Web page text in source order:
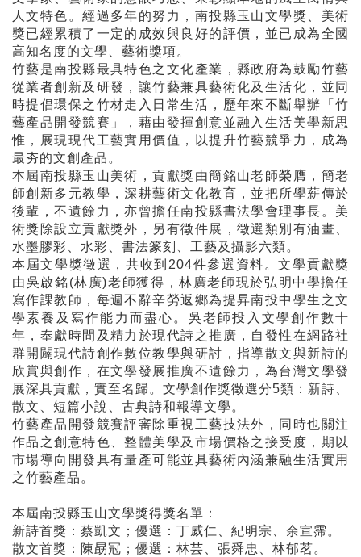
人文特色。經過多年的努力，南投縣玉山文學獎、美術
獎已經累積了一定的成效與良好的評價，並已成為全國
高知名度的文學、藝術獎項。
竹藝是南投縣最具特色之文化產業，縣政府為鼓勵竹藝
從業者創新及研發，讓竹藝兼具藝術化及生活化，並同
時提倡環保之竹材走入日常生活，歷年來不斷舉辦「竹
藝產品開發競賽」，藉由發揮創意並融入生活美學新思
惟，展現現代工藝實用價值，以提升竹藝競爭力，成為
最夯的文創產品。
本屆南投縣玉山美術，貢獻獎由簡銘山老師榮膺，簡老
師創新多元教學，深耕藝術文化教育，並把所學薪傳於
後輩，不遺餘力，亦曾擔任南投縣書法學會理事長。美
術獎除設立貢獻獎外，另有徵件展，徵選類別有油畫、
水墨膠彩、水彩、書法篆刻、工藝及攝影六類。
本屆文學獎徵選，共收到204件參選資料。文學貢獻獎
由吳啟銘(林廣)老師獲得，林廣老師現於弘明中學擔任
寫作課教師，每週不辭辛勞返鄉為提昇南投中學生之文
學素養及寫作能力而盡心。吳老師投入文學創作數十
年，奉獻時間及精力於現代詩之推廣，自發性在網路社
群開闢現代詩創作數位教學與研討，指導散文與新詩的
欣賞與創作，在文學發展推廣不遺餘力，為台灣文學發
展深具貢獻，實至名歸。文學創作獎徵選分5類：新詩、
散文、短篇小說、古典詩和報導文學。
竹藝產品開發競賽評審除重視工藝技法外，同時也關注
作品之創意特色、整體美學及市場價格之接受度，期以
市場導向開發具有量產可能並具藝術內涵兼融生活實用
之竹藝產品。
本屆南投縣玉山文學獎得獎名單：
新詩首獎：蔡凱文；優選：丁威仁、紀明宗、余宣霈。
散文首獎：陳勗冠；優選：林芸、張舜忠、林郁茗。